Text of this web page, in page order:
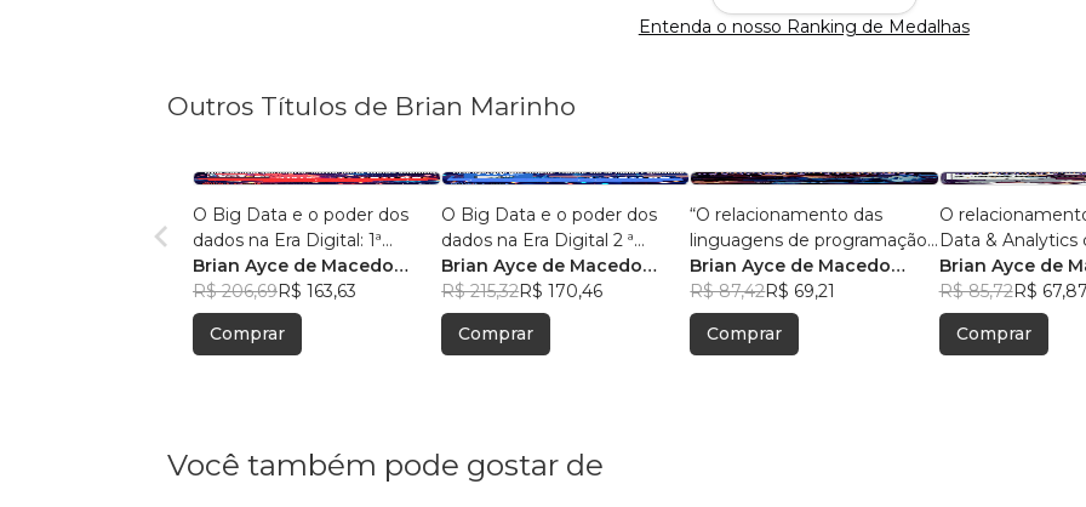
Entenda o nosso Ranking de Medalhas
Outros Títulos de Brian Marinho
O Big Data e o poder dos
dados na Era Digital: 1ª
Edição.
Brian Ayce de Macedo
Marinho
R$ 206,69R$ 163,63
Comprar
O Big Data e o poder dos
dados na Era Digital 2 ª
Edição:
Brian Ayce de Macedo
Marinho
R$ 215,32R$ 170,46
Comprar
“O relacionamento das
linguagens de programação
com o big data e analytics.”
Brian Ayce de Macedo
Marinho
R$ 87,42R$ 69,21
Comprar
O
Data & Analytics
Com 50
respostas.
Brian Ayce de
Marinho
R$ 85,72R$ 67,87
Comprar
Você também pode gostar de